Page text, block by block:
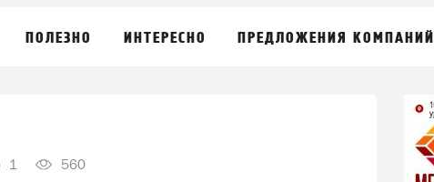
ПОЛЕЗНО ИНТЕРЕСНО ПРЕДЛОЖЕНИЯ КОМПАНИЙ
1 560